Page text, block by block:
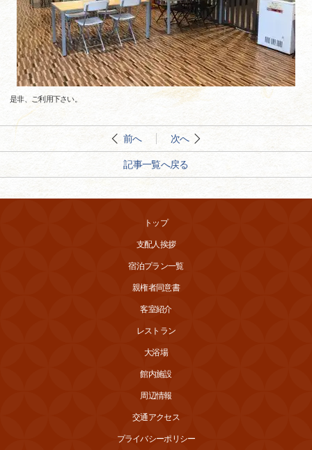
是非、ご利用下さい。
前へ 次へ
記事一覧へ戻る
トップ
支配人挨拶
宿泊プラン一覧
親権者同意書
客室紹介
レストラン
大浴場
館内施設
周辺情報
交通アクセス
プライバシーポリシー